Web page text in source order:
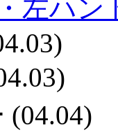
左ハン
(04.04)